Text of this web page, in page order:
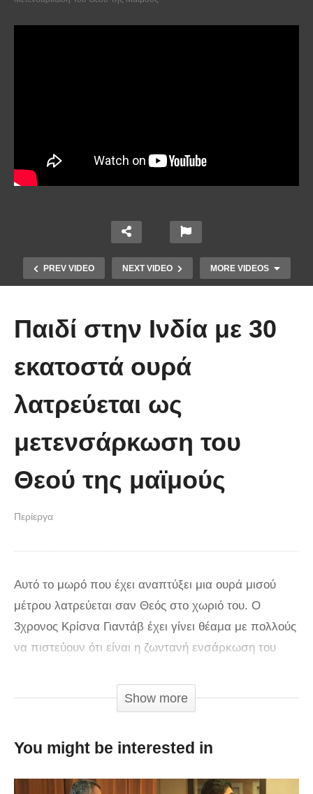
PREV VIDEO NEXT VIDEO MORE VIDEOS
10 από τα πιο ασυνήθιστα
ουρανό
Παιδί στην Ινδία με 30
εκατοστά ουρά
λατρεύεται ως
μετενσάρκωση του
Θεού της μαϊμούς
Περίεργα
Αυτό το μωρό που έχει αναπτύξει μια ουρά μισού
μέτρου λατρεύεται σαν Θεός στο χωριό του. Ο
3χρονος Κρίσνα Γιαντάβ έχει γίνει θέαμα με πολλούς
να πιστεύουν ότι είναι η ζωντανή ενσάρκωση του
μικρός γεννήθηκε με ένα κομμάτι κρέατος στον
κόκκυγα που αναπτύχθηκε σε ουρά με το πέρασμα
πολλά χιλιόμετρα για να τον δουν από κοντά και οι
Show more
You might be interested in